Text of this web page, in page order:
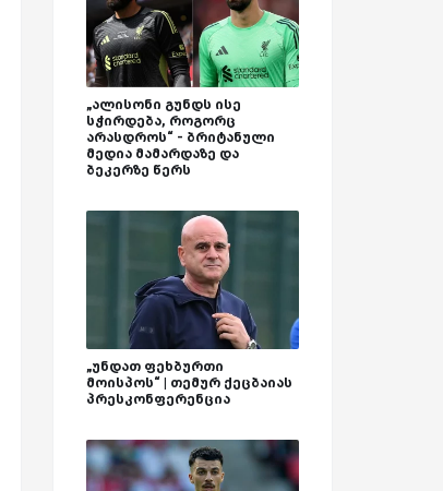
„ალისონი გუნდს ისე
სჭირდება, როგორც
არასდროს“ - ბრიტანული
მედია მამარდაზე და
ბეკერზე წერს
„უნდათ ფეხბურთი
მოისპოს“ | თემურ ქეცბაიას
პრესკონფერენცია